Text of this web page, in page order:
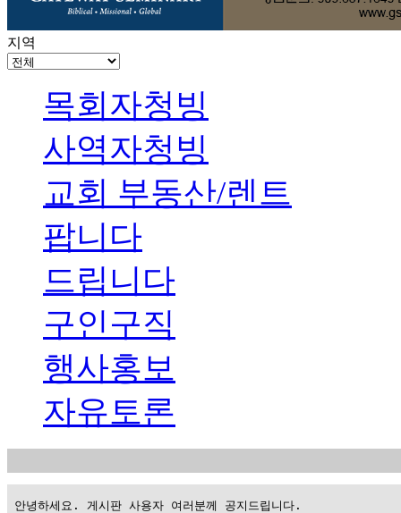
지역
목회자청빙
사역자청빙
교회 부동산/렌트
팝니다
드립니다
구인구직
행사홍보
자유토론
안녕하세요. 게시판 사용자 여러분께 공지드립니다.